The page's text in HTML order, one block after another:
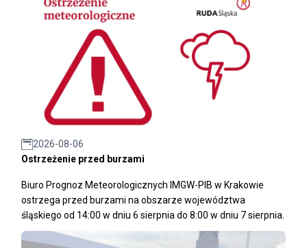
2026-08-06
Ostrzeżenie przed burzami
Biuro Prognoz Meteorologicznych IMGW-PIB w Krakowie
ostrzega przed burzami na obszarze województwa
śląskiego od 14:00 w dniu 6 sierpnia do 8:00 w dniu 7 sierpnia.